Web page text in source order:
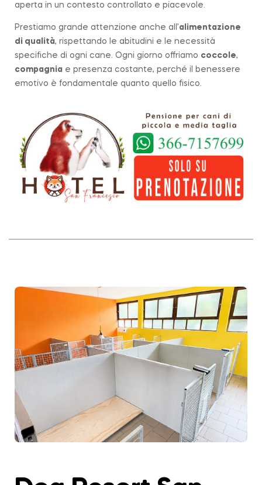
aperta in un contesto controllato e piacevole.
Prestiamo grande attenzione anche all’alimentazione
di qualità, rispettando le abitudini e le necessità
specifiche di ogni cane. Ogni giorno offriamo coccole,
compagnia e presenza costante, perché il benessere
emotivo è fondamentale quanto quello fisico.